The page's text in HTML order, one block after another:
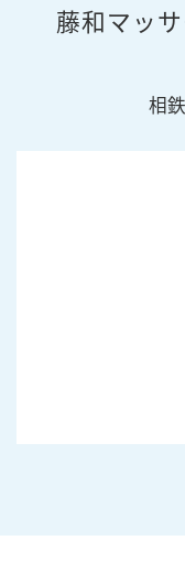
藤和マッ
相